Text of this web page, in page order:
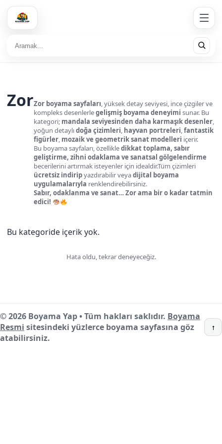
ZorZor boyama sayfaları, yüksek detay seviyesi, ince çizgiler ve
kompleks desenlerlegelişmiş boyama deneyimi sunar. Bu
kategori; mandala seviyesinden daha karmaşık desenler,
yoğun detaylıdoğa çizimleri, hayvan portreleri,fantastik
figürler, mozaik ve geometrik sanat modelleri içerir.
Bu boyama sayfaları, özellikledikkat toplama, sabır
geliştirme, zihni odaklama ve sanatsal gölgelendirme
becerilerini artırmak isteyenler için idealdir.Tüm çizimleri
ücretsiz indiripyazdırabilir veyadijital boyama
uygulamalarıyla renklendirebilirsiniz.
Sabır, odaklanma ve sanat… Zor ama bir o kadar tatmin
edici!
Bu kategoride içerik yok.
Hata oldu, tekrar deneyeceğiz.
© 2026 Boyama Yap • Tüm hakları saklıdır. Boyama
Resmi sitesindeki yüzlerce boyama sayfasına göz
atabilirsiniz.
↑